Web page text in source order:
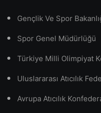
Gençlik Ve Spor
Spor Genel Müdürlüğü
Türkiye Milli Olimpiyat
Uluslararası Atıcılık
Avrupa Atıcılık